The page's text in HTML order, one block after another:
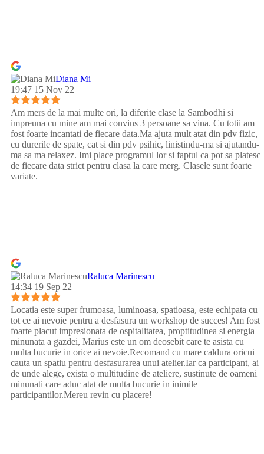
Diana Mi
19:47 15 Nov 22
Am mers de la mai multe ori, la diferite clase la Sambodhi si
impreuna cu mine am mai convins 3 persoane sa vina. Cu totii am
fost foarte incantati de fiecare data.Ma ajuta mult atat din pdv fizic,
cu durerile de spate, cat si din pdv psihic, linistindu-ma si ajutandu-
ma sa ma relaxez. Imi place programul lor si faptul ca pot sa platesc
de fiecare data strict pentru clasa la care merg. Clasele sunt foarte
variate.
Raluca Marinescu
14:34 19 Sep 22
Locatia este super frumoasa, luminoasa, spatioasa, este echipata cu
tot ce ai nevoie pentru a desfasura un workshop de succes! Am fost
foarte placut impresionata de ospitalitatea, proptitudinea si energia
minunata a gazdei, Marius este un om deosebit care te asista cu
multa bucurie in orice ai nevoie.Recomand cu mare caldura oricui
cauta un spatiu pentru desfasurarea unui atelier.Iar ca participant, ai
de unde alege, exista o multitudine de ateliere, sustinute de oameni
minunati care aduc atat de multa bucurie in inimile
participantilor.Mereu revin cu placere!